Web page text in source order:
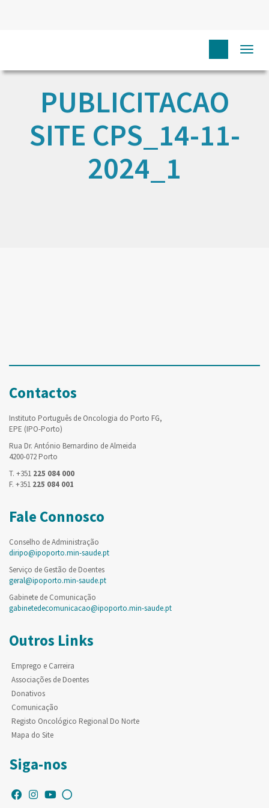
PUBLICITACAO
SITE CPS_14-11-
2024_1
Contactos
Instituto Português de Oncologia do Porto FG,
EPE (IPO-Porto)
Rua Dr. António Bernardino de Almeida
4200-072 Porto
T. +351 225 084 000
F. +351 225 084 001
Fale Connosco
Conselho de Administração
diripo@ipoporto.min-saude.pt
Serviço de Gestão de Doentes
geral@ipoporto.min-saude.pt
Gabinete de Comunicação
gabinetedecomunicacao@ipoporto.min-saude.pt
Outros Links
Emprego e Carreira
Associações de Doentes
Donativos
Comunicação
Registo Oncológico Regional Do Norte
Mapa do Site
Siga-nos